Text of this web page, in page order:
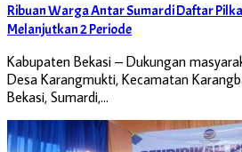
Ribuan Warga Antar Sumardi Daftar
Melanjutkan 2 Periode
Kabupaten Bekasi – Dukungan
Desa Karangmukti, Kecamatan
Bekasi, Sumardi,…